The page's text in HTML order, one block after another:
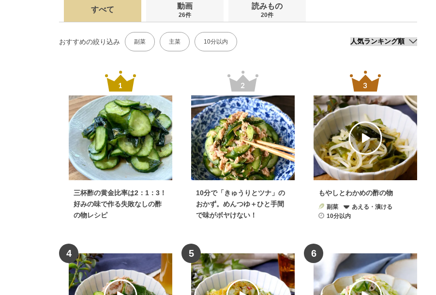
すべて 動画
26件
読みもの
20件
おすすめの絞り込み 副菜 主菜 10分以内
三杯酢の黄金比率は2：1：3！
好みの味で作る失敗なしの酢
の物レシピ
10分で「きゅうりとツナ」の
おかず。めんつゆ＋ひと手間
で味がボヤけない！
もやしとわかめの酢の物
副菜
あえる・漬ける
10分以内
4 5 6